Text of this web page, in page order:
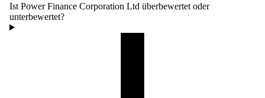
Ist Power Finance Corporation Ltd überbewertet oder
unterbewertet?